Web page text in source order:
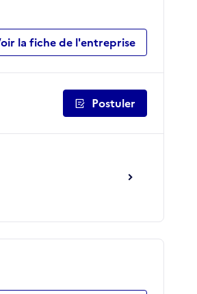
la fiche de l'entreprise
Postuler